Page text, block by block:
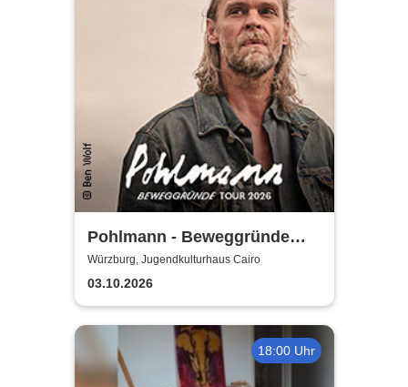
Pohlmann - Beweggründe
Tour 2026
Würzburg, Jugendkulturhaus Cairo
03.10.2026
18:00 Uhr